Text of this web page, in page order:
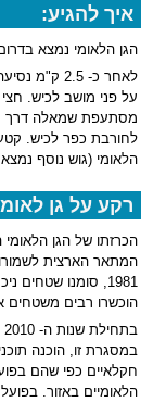
איך להגיע:
הגן הלאומי נמצא
על פני מושב לכיש.
מסתעפת שמאלה דרך
לחורבת כפר לכיש.
הלאומי (גוש נוסף
רקע על גן
הכרזתו של הגן הלאומי
1981, סומנו
הוכשרו רבים משטחים
במסגרת זו, הוכנה
חקלאיים כפי שהם
הלאומיים באזור.